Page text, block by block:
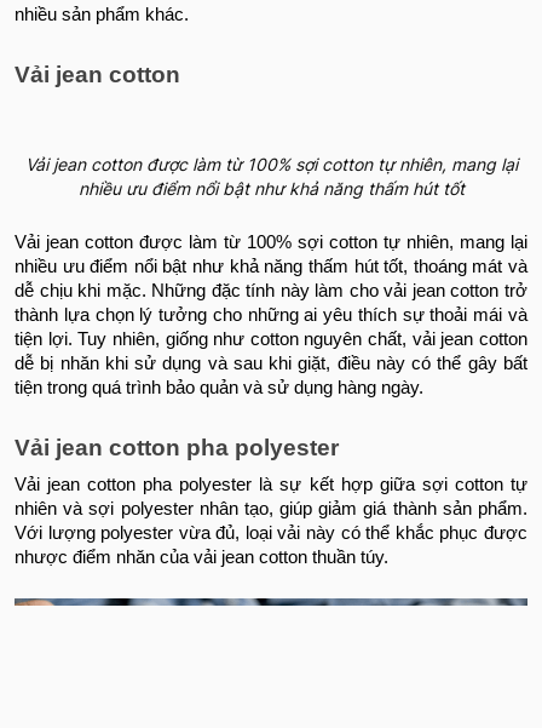
nhiều sản phẩm khác.
Vải jean cotton
Vải jean cotton được làm từ 100% sợi cotton tự nhiên, mang lại
nhiều ưu điểm nổi bật như khả năng thấm hút tốt
Vải jean cotton được làm từ 100% sợi cotton tự nhiên, mang lại
nhiều ưu điểm nổi bật như khả năng thấm hút tốt, thoáng mát và
dễ chịu khi mặc. Những đặc tính này làm cho vải jean cotton trở
thành lựa chọn lý tưởng cho những ai yêu thích sự thoải mái và
tiện lợi. Tuy nhiên, giống như cotton nguyên chất, vải jean cotton
dễ bị nhăn khi sử dụng và sau khi giặt, điều này có thể gây bất
tiện trong quá trình bảo quản và sử dụng hàng ngày.
Vải jean cotton pha polyester
Vải jean cotton pha polyester là sự kết hợp giữa sợi cotton tự
nhiên và sợi polyester nhân tạo, giúp giảm giá thành sản phẩm.
Với lượng polyester vừa đủ, loại vải này có thể khắc phục được
nhược điểm nhăn của vải jean cotton thuần túy.